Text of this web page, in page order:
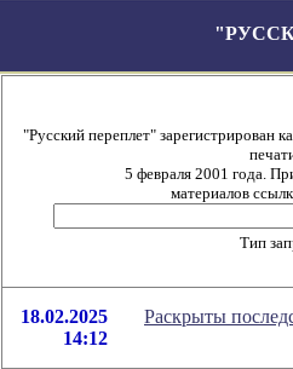
"Русский переплет" зарегистрирован
5 февраля 2001 года.
материалов
Тип
18.02.2025
14:12
Раскрыты